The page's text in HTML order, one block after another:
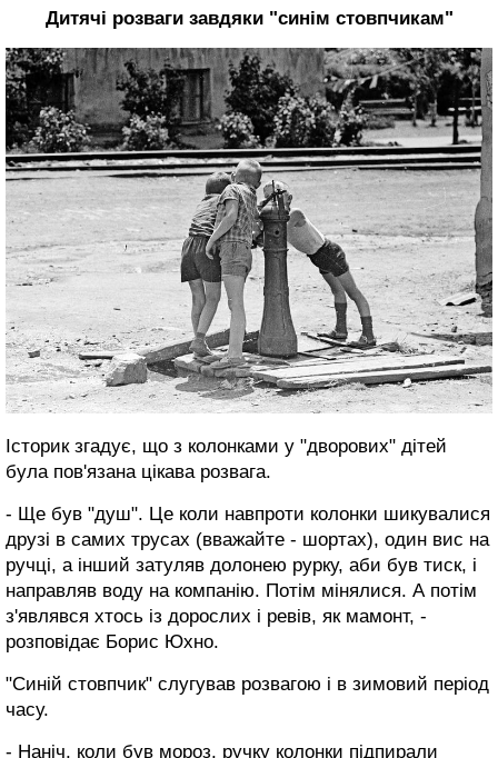
Дитячі розваги завдяки "синім стовпчикам"
Історик згадує, що з колонками у "дворових" дітей
була пов'язана цікава розвага.
- Ще був "душ". Це коли навпроти колонки шикувалися
друзі в самих трусах (вважайте - шортах), один вис на
ручці, а інший затуляв долонею рурку, аби був тиск, і
направляв воду на компанію. Потім мінялися. А потім
з'являвся хтось із дорослих і ревів, як мамонт, -
розповідає Борис Юхно.
"Синій стовпчик" слугував розвагою і в зимовий період
часу.
- Наніч, коли був мороз, ручку колонки підпирали